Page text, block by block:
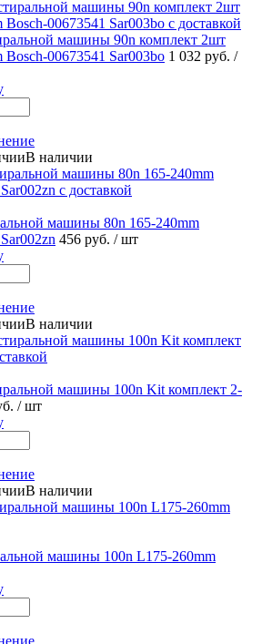
машины 90n комплект 2шт
00673541 Sar003bo 1 032 руб. /
В наличии
машины 80n 165-240mm
456 руб. / шт
В наличии
машины 100n Kit комплект 2-
/ шт
В наличии
машины 100n L175-260mm